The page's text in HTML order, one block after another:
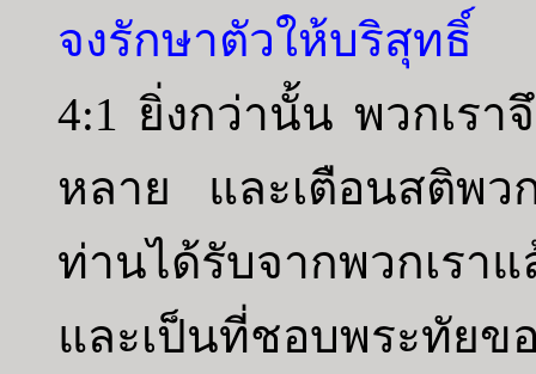
จงรักษาตัวให้บริสุทธิ์
4:1 ยิ่งกว่านั้น พวกเร
หลาย และเตือนสติพว
ท่านได้รับจากพวกเรา
และเป็นที่ชอบพระทัยข